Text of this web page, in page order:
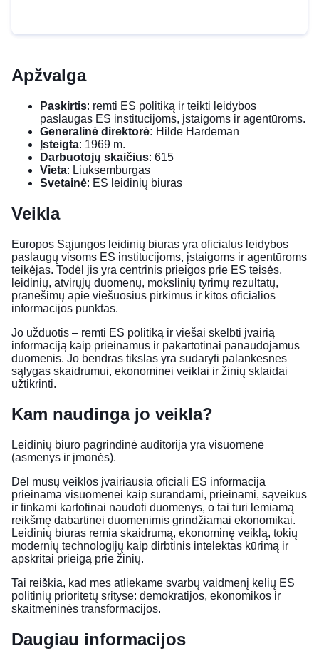
Apžvalga
Paskirtis: remti ES politiką ir teikti leidybos
paslaugas ES institucijoms, įstaigoms ir agentūroms.
Generalinė direktorė: Hilde Hardeman
Įsteigta: 1969 m.
Darbuotojų skaičius: 615
Vieta: Liuksemburgas
Svetainė: ES leidinių biuras
Veikla
Europos Sąjungos leidinių biuras yra oficialus leidybos
paslaugų visoms ES institucijoms, įstaigoms ir agentūroms
teikėjas. Todėl jis yra centrinis prieigos prie ES teisės,
leidinių, atvirųjų duomenų, mokslinių tyrimų rezultatų,
pranešimų apie viešuosius pirkimus ir kitos oficialios
informacijos punktas.
Jo užduotis – remti ES politiką ir viešai skelbti įvairią
informaciją kaip prieinamus ir pakartotinai panaudojamus
duomenis. Jo bendras tikslas yra sudaryti palankesnes
sąlygas skaidrumui, ekonominei veiklai ir žinių sklaidai
užtikrinti.
Kam naudinga jo veikla?
Leidinių biuro pagrindinė auditorija yra visuomenė
(asmenys ir įmonės).
Dėl mūsų veiklos įvairiausia oficiali ES informacija
prieinama visuomenei kaip surandami, prieinami, sąveikūs
ir tinkami kartotinai naudoti duomenys, o tai turi lemiamą
reikšmę dabartinei duomenimis grindžiamai ekonomikai.
Leidinių biuras remia skaidrumą, ekonominę veiklą, tokių
modernių technologijų kaip dirbtinis intelektas kūrimą ir
apskritai prieigą prie žinių.
Tai reiškia, kad mes atliekame svarbų vaidmenį kelių ES
politinių prioritetų srityse: demokratijos, ekonomikos ir
skaitmeninės transformacijos.
Daugiau informacijos